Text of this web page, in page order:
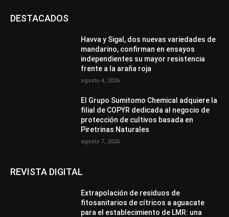
DESTACADOS
Havva y Sigal, dos nuevas variedades de
mandarino, confirman en ensayos
independientes su mayor resistencia
frente a la araña roja
agosto 4, 2026
El Grupo Sumitomo Chemical adquiere la
filial de COPYR dedicada al negocio de
protección de cultivos basada en
Piretrinas Naturales
agosto 7, 2026
REVISTA DIGITAL
Extrapolación de residuos de
fitosanitarios de cítricos a aguacate
para el establecimiento de LMR: una